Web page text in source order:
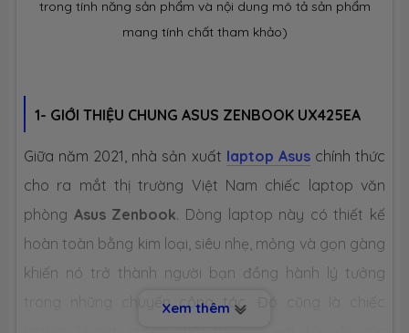
Chiclet Keyboard with Led and
Pin 67WHrs Li-ion Battery
Trọng
lượng
1.17 kg
Kích thước
trong tính năng sản phẩm và nội dung mô tả sản phẩm
mang tính chất tham khảo)
1- GIỚI THIỆU CHUNG ASUS ZENBOOK UX425EA
Giữa năm 2021, nhà sản xuất laptop Asuschính thức
cho ra mắt thị trường Việt Nam chiếc laptop văn
phòng Asus Zenbook. Dòng laptop này có thiết kế
hoàn toàn bằng kim loại, siêu nhẹ, mỏng và gọn gàng
khiến nó trở thành người bạn đồng hành lý tưởng
trong những chuyến công tác. Đó cũng là chiếc
Xem thêm